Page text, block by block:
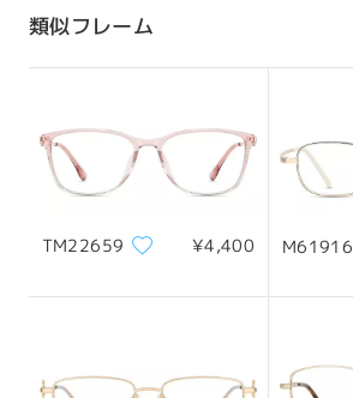
配送時間
配送
類似フレーム
TM22659 ¥4,400 M61916